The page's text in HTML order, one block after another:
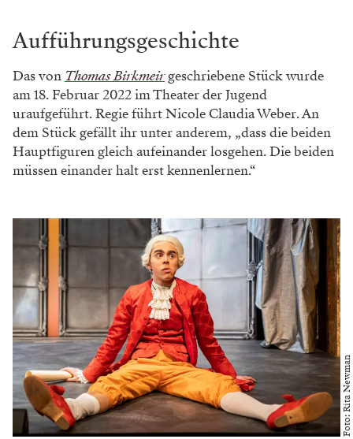
Aufführungsgeschichte
Das von Thomas Birkmeirgeschriebene Stück wurde
am 18. Februar 2022 im Theater der Jugend
uraufgeführt. Regie führt Nicole Claudia Weber. An
dem Stück gefällt ihr unter anderem, „dass die beiden
Hauptfiguren gleich aufeinander losgehen. Die beiden
müssen einander halt erst kennenlernen.“
Foto: Rita Newman